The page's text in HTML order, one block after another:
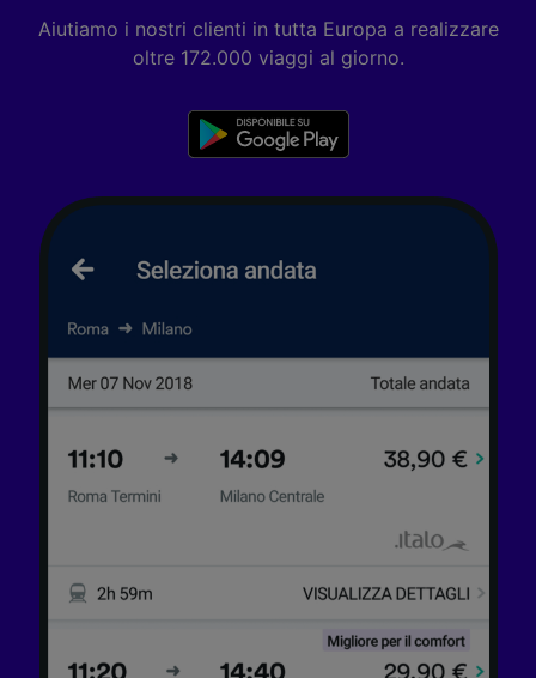
Aiutiamo i nostri clienti in tutta Europa a realizzare
oltre 172.000 viaggi al giorno.